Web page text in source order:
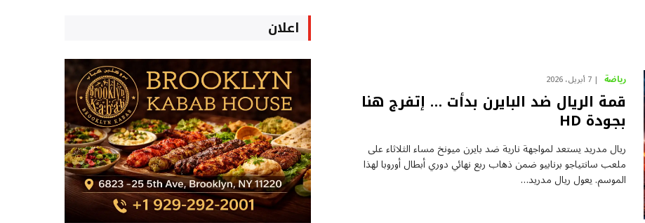
رياضة 7 أبريل، 2026
قمة الريال ضد البايرن بدأت … إتفرج هنا
بجودة HD
ريال مدريد يستعد لمواجهة نارية ضد بايرن ميونخ مساء الثلاثاء على
ملعب سانتياجو برنابيو ضمن ذهاب ربع نهائي دوري أبطال أوروبا لهذا
الموسم. يعول ريال مدريد…
اعلان